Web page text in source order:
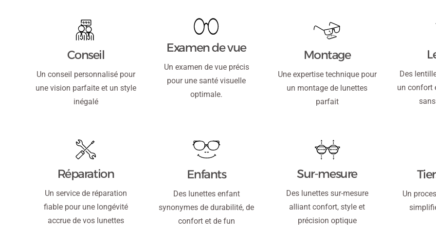
Conseil
Un conseil personnalisé pour
une vision parfaite et un style
inégalé
Examen de vue
Un examen de vue précis
pour une santé visuelle
optimale.
Montage
Une expertise technique pour
un montage de lunettes
parfait
Des
un confort
Réparation
Un service de réparation
fiable pour une longévité
accrue de vos lunettes
Enfants
Des lunettes enfant
synonymes de durabilité, de
confort et de fun
Sur-mesure
Des lunettes sur-mesure
alliant confort, style et
précision optique
Un